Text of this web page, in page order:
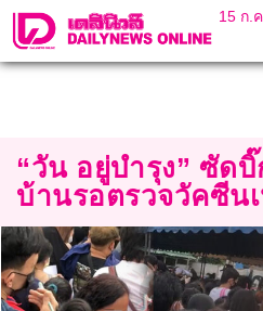
15 ก.
“วัน อยู่บำรุง” ซัด
บ้านรอตรวจวัคซีน